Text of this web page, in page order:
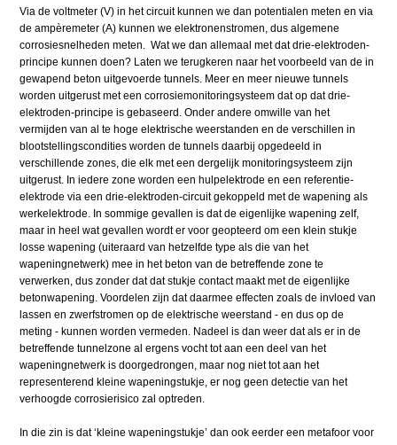
Via de voltmeter (V) in het circuit kunnen we dan potentialen meten en via
de ampèremeter (A) kunnen we elektronenstromen, dus algemene
corrosiesnelheden meten. Wat we dan allemaal met dat drie-elektroden-
principe kunnen doen? Laten we terugkeren naar het voorbeeld van de in
gewapend beton uitgevoerde tunnels. Meer en meer nieuwe tunnels
worden uitgerust met een corrosiemonitoringsysteem dat op dat drie-
elektroden-principe is gebaseerd. Onder andere omwille van het
vermijden van al te hoge elektrische weerstanden en de verschillen in
blootstellingscondities worden de tunnels daarbij opgedeeld in
verschillende zones, die elk met een dergelijk monitoringsysteem zijn
uitgerust. In iedere zone worden een hulpelektrode en een referentie-
elektrode via een drie-elektroden-circuit gekoppeld met de wapening als
werkelektrode. In sommige gevallen is dat de eigenlijke wapening zelf,
maar in heel wat gevallen wordt er voor geopteerd om een klein stukje
losse wapening (uiteraard van hetzelfde type als die van het
wapeningnetwerk) mee in het beton van de betreffende zone te
verwerken, dus zonder dat dat stukje contact maakt met de eigenlijke
betonwapening. Voordelen zijn dat daarmee effecten zoals de invloed van
lassen en zwerfstromen op de elektrische weerstand - en dus op de
meting - kunnen worden vermeden. Nadeel is dan weer dat als er in de
betreffende tunnelzone al ergens vocht tot aan een deel van het
wapeningnetwerk is doorgedrongen, maar nog niet tot aan het
representerend kleine wapeningstukje, er nog geen detectie van het
verhoogde corrosierisico zal optreden.
In die zin is dat ‘kleine wapeningstukje’ dan ook eerder een metafoor voor